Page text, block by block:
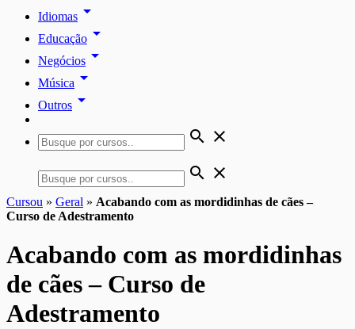
Idiomas arrow_drop_down
Educação arrow_drop_down
Negócios arrow_drop_down
Música arrow_drop_down
Outros arrow_drop_down
search close
search close
Cursou » Geral » Acabando com as mordidinhas de cães –
Curso de Adestramento
Acabando com as mordidinhas
de cães – Curso de
Adestramento